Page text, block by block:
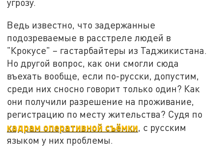
Ведь известно, что задержанные
подозреваемые в расстреле людей в
"Крокусе" – гастарбайтеры из Таджикистана.
Но другой вопрос, как они смогли сюда
въехать вообще, если по-русски, допустим,
среди них сносно говорит только один? Как
они получили разрешение на проживание,
регистрацию по месту жительства? Судя по
кадрам оперативной съёмки, с русским
языком у них проблемы.